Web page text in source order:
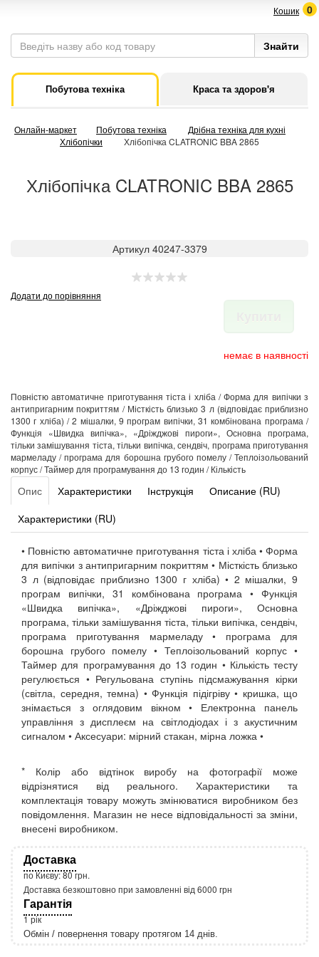
Кошик 0
Побутова техніка Краса та здоров'я
Онлайн-маркет Побутова техніка
Дрібна техніка для кухні
Хлібопічки
Хлібопічка CLATRONIC BBA 2865
Хлібопічка CLATRONIC BBA 2865
Артикул 40247-3379
Додати до порівняння
немає в наявності
Повністю автоматичне приготування тіста і хліба / Форма для випічки з
антипригарним покриттям / Місткість близько 3 л (відповідає приблизно
1300 г хліба) / 2 мішалки, 9 програм випічки, 31 комбінована програма /
Функція «Швидка випічка», «Дріжджові пироги», Основна програма,
тільки замішування тіста, тільки випічка, сендвіч, програма приготування
мармеладу / програма для борошна грубого помелу / Теплоізольований
корпус / Таймер для програмування до 13 годин / Кількість
Опис Характеристики Інструкція
Описание (RU)
Характеристики (RU)
• Повністю автоматичне приготування тіста і хліба • Форма
для випічки з антипригарним покриттям • Місткість близько
3 л (відповідає приблизно 1300 г хліба) • 2 мішалки, 9
програм випічки, 31 комбінована програма • Функція
«Швидка випічка», «Дріжджові пироги», Основна
програма, тільки замішування тіста, тільки випічка, сендвіч,
програма приготування мармеладу • програма для
борошна грубого помелу • Теплоізольований корпус •
Таймер для програмування до 13 годин • Кількість тесту
регулюється • Регульована ступінь підсмажування кірки
(світла, середня, темна) • Функція підігріву • кришка, що
знімається з оглядовим вікном • Електронна панель
управління з дисплеєм на світлодіодах і з акустичним
сигналом • Аксесуари: мірний стакан, мірна ложка •
* Колір або відтінок виробу на фотографії може
відрізнятися від реального. Характеристики та
комплектація товару можуть змінюватися виробником без
повідомлення. Магазин не несе відповідальності за зміни,
внесені виробником.
Доставка
по Києву: 80 грн.
Доставка безкоштовно при замовленні від 6000 грн
Гарантія
1 рік
Обмін / повернення товару протягом 14 днів.